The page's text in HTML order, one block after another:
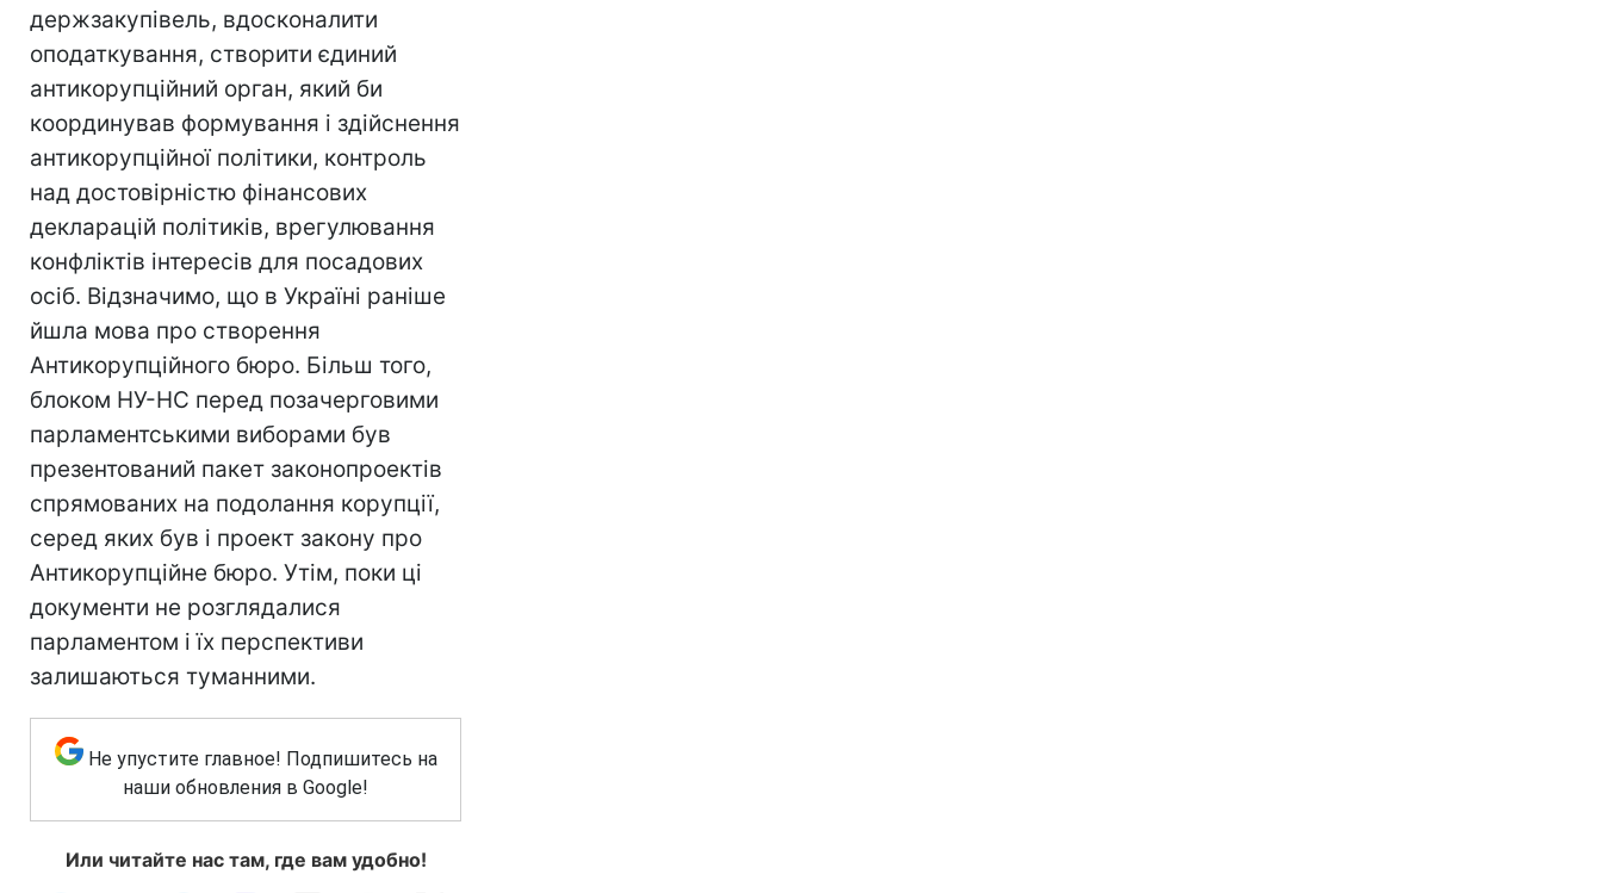
держзакупівель, вдосконалити
оподаткування, створити єдиний
антикорупційний орган, який би
координував формування і здійснення
антикорупційної політики, контроль
над достовірністю фінансових
декларацій політиків, врегулювання
конфліктів інтересів для посадових
осіб. Відзначимо, що в Україні раніше
йшла мова про створення
Антикорупційного бюро. Більш того,
блоком НУ-НС перед позачерговими
парламентськими виборами був
презентований пакет законопроектів
спрямованих на подолання корупції,
серед яких був і проект закону про
Антикорупційне бюро. Утім, поки ці
документи не розглядалися
парламентом і їх перспективи
залишаються туманними.
Не упустите главное! Подпишитесь на
наши обновления в Google!
Или читайте нас там, где вам удобно!